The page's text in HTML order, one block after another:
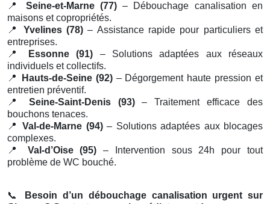
📍
Seine-et-Marne (77)– Débouchage canalisation en
maisons et copropriétés.
📍
Yvelines (78) – Assistance rapide pour particuliers et
entreprises.
📍
Essonne (91) – Solutions adaptées aux réseaux
individuels et collectifs.
📍
Hauts-de-Seine (92)– Dégorgement haute pression et
entretien préventif.
📍
Seine-Saint-Denis (93)– Traitement efficace des
bouchons tenaces.
📍
Val-de-Marne (94)– Solutions adaptées aux blocages
complexes.
📍
Val-d’Oise (95) – Intervention sous 24h pour tout
problème de WC bouché.
📞
Besoin d’un débouchage canalisation urgent sur